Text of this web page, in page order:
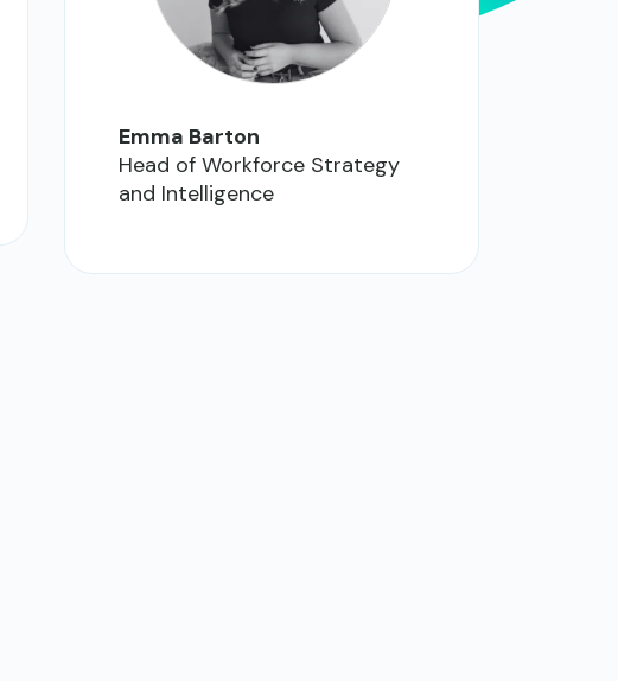
Emma Barton
Head of Workforce Strategy
and Intelligence